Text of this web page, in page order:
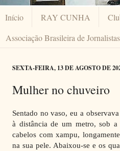
Início RAY CUNHA
Associação Brasileira de
SEXTA-FEIRA, 13 DE AGOSTO DE
Mulher no chuveiro
Sentado no vaso, eu a
à distância de um metro, sob a
cabelos com xampu,
na sua pele. Abaixou-se e os